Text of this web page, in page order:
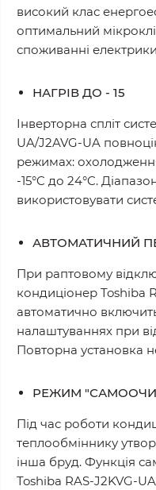
високий клас
оптимальний
споживанні
НАГРІВ ДО - 15
Інверторна спліт
UA/J2AVG-UA
режимах: охолодження
-15°C до 24°C.
використовувати
АВТОМАТИЧНИЙ
При раптовому
кондиціонер Toshiba
автоматично
налаштуваннях при
Повторна установка
РЕЖИМ
Під час роботи
теплообміннику
інша бруд. Функція
Toshiba RAS-J2KVG-